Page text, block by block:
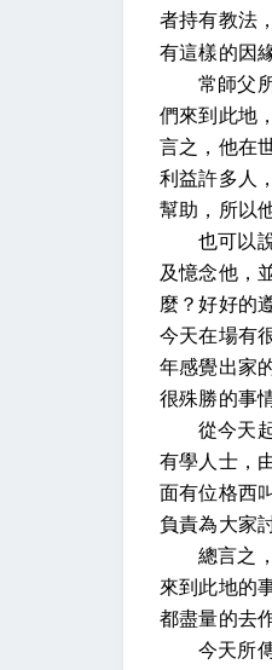
者持有教法
有這樣的因
常師父
們來到此地
言之，他在
利益許多人
幫助，所以
也可以
及憶念他，
麼？好好的
今天在場有
年感覺出家
很殊勝的事情
從今天
有學人士，
面有位格西
負責為大家
總言之
來到此地的
都盡量的去
今天所